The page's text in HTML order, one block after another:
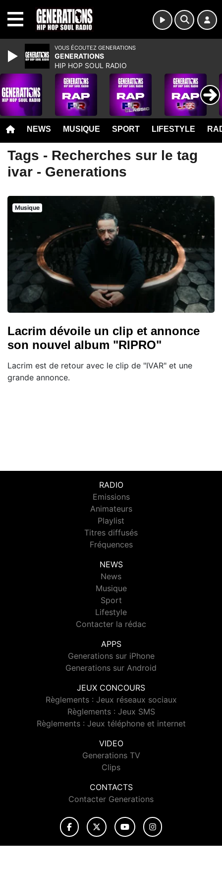
NEWS MUSIQUE SPORT LIFESTYLE
Tags - Recherches sur le tag
ivar - Generations
Musique
Lacrim dévoile un clip et annonce
son nouvel album "RIPRO"
Lacrim est de retour avec le clip de "IVAR" et une
grande annonce.
RADIO
Emissions
Animateurs
Playlist
Titres diffusés
Fréquences
NEWS
News
Musique
Sport
Lifestyle
Contacter la rédac
APPS
Generations sur iPhone
Generations sur Android
JEUX CONCOURS
Règlements : Jeux réseaux sociaux
Règlements : Jeux SMS
Règlements : Jeux téléphone et internet
VIDEO
Generations TV
Clips
CONTACTS
Contacter Generations
VOUS ÉCOUTEZ GENERATIONS
GENERATIONS
HIP HOP SOUL RADIO